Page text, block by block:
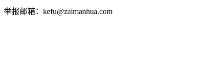
举报邮箱：kefu@zaimanhua.com